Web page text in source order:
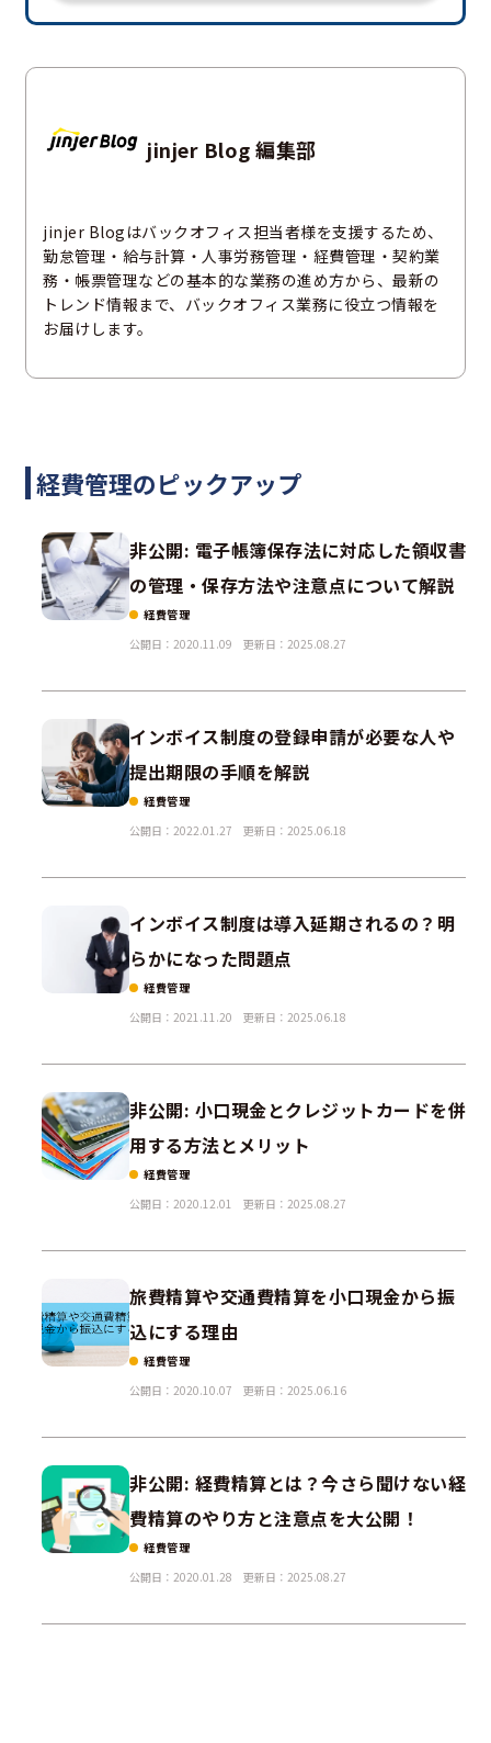
jinjer Blog 編集部
jinjer Blogはバックオフィス担当者様を支援するため、
勤怠管理・給与計算・人事労務管理・経費管理・契約業
務・帳票管理などの基本的な業務の進め方から、最新の
トレンド情報まで、バックオフィス業務に役立つ情報を
お届けします。
経費管理のピックアップ
非公開: 電子帳簿保存法に対応した領収書
の管理・保存方法や注意点について解説
経費管理
公開日：2020.11.09
更新日：2025.08.27
インボイス制度の登録申請が必要な人や
提出期限の手順を解説
経費管理
公開日：2022.01.27
更新日：2025.06.18
インボイス制度は導入延期されるの？明
らかになった問題点
経費管理
公開日：2021.11.20
更新日：2025.06.18
非公開: 小口現金とクレジットカードを併
用する方法とメリット
経費管理
公開日：2020.12.01
更新日：2025.08.27
旅費精算や交通費精算を小口現金から振
込にする理由
経費管理
公開日：2020.10.07
更新日：2025.06.16
非公開: 経費精算とは？今さら聞けない経
費精算のやり方と注意点を大公開！
経費管理
公開日：2020.01.28
更新日：2025.08.27